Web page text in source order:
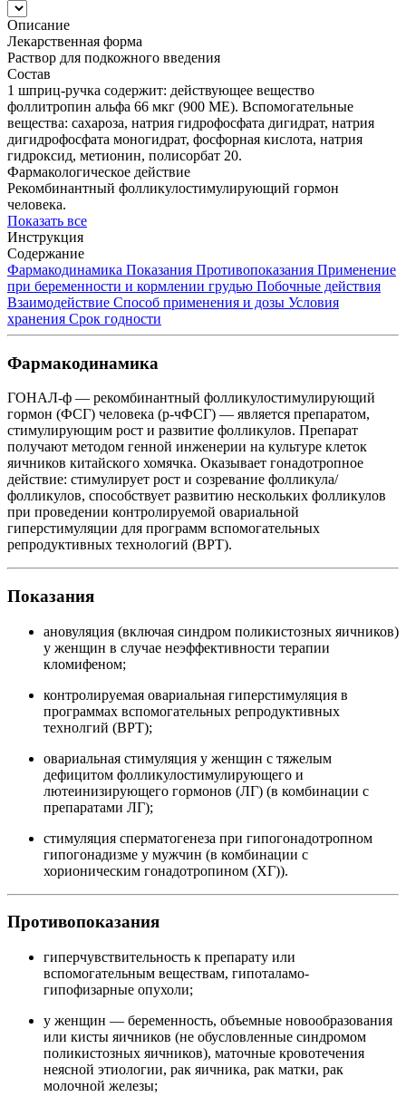
Описание
Лекарственная форма
Раствор для подкожного введения
Состав
1 шприц-ручка содержит: действующее вещество
фоллитропин альфа 66 мкг (900 МЕ). Вспомогательные
вещества: сахароза, натрия гидрофосфата дигидрат, натрия
дигидрофосфата моногидрат, фосфорная кислота, натрия
гидроксид, метионин, полисорбат 20.
Фармакологическое действие
Рекомбинантный фолликулостимулирующий гормон
человека.
Показать все
Инструкция
Содержание
Фармакодинамика Показания Противопоказания Применение
при беременности и кормлении грудью Побочные действия
Взаимодействие Способ применения и дозы Условия
хранения Срок годности
Фармакодинамика
ГОНАЛ-ф — рекомбинантный фолликулостимулирующий
гормон (ФСГ) человека (р-чФСГ) — является препаратом,
стимулирующим рост и развитие фолликулов. Препарат
получают методом генной инженерии на культуре клеток
яичников китайского хомячка. Оказывает гонадотропное
действие: стимулирует рост и созревание фолликула/
фолликулов, способствует развитию нескольких фолликулов
при проведении контролируемой овариальной
гиперстимуляции для программ вспомогательных
репродуктивных технологий (ВРТ).
Показания
ановуляция (включая синдром поликистозных яичников)
у женщин в случае неэффективности терапии
кломифеном;
контролируемая овариальная гиперстимуляция в
программах вспомогательных репродуктивных
технолгий (ВРТ);
овариальная стимуляция у женщин с тяжелым
дефицитом фолликулостимулирующего и
лютеинизирующего гормонов (ЛГ) (в комбинации с
препаратами ЛГ);
стимуляция сперматогенеза при гипогонадотропном
гипогонадизме у мужчин (в комбинации с
хорионическим гонадотропином (ХГ)).
Противопоказания
гиперчувствительность к препарату или
вспомогательным веществам, гипоталамо-
гипофизарные опухоли;
у женщин — беременность, объемные новообразования
или кисты яичников (не обусловленные синдромом
поликистозных яичников), маточные кровотечения
неясной этиологии, рак яичника, рак матки, рак
молочной железы;